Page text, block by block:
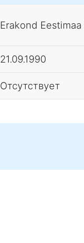
Erakond
21.09.1990
Отсутствует